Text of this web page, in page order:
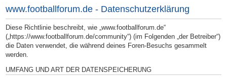
www.footballforum.de - Datenschutzerklärung
Diese Richtlinie beschreibt, wie „www.footballforum.de“
(„https://www.footballforum.de/community“) (im Folgenden „der Betreiber“)
die Daten verwendet, die während deines Foren-Besuchs gesammelt
werden.
UMFANG UND ART DER DATENSPEICHERUNG